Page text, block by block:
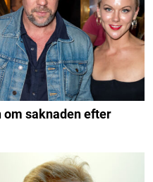
saknaden efter